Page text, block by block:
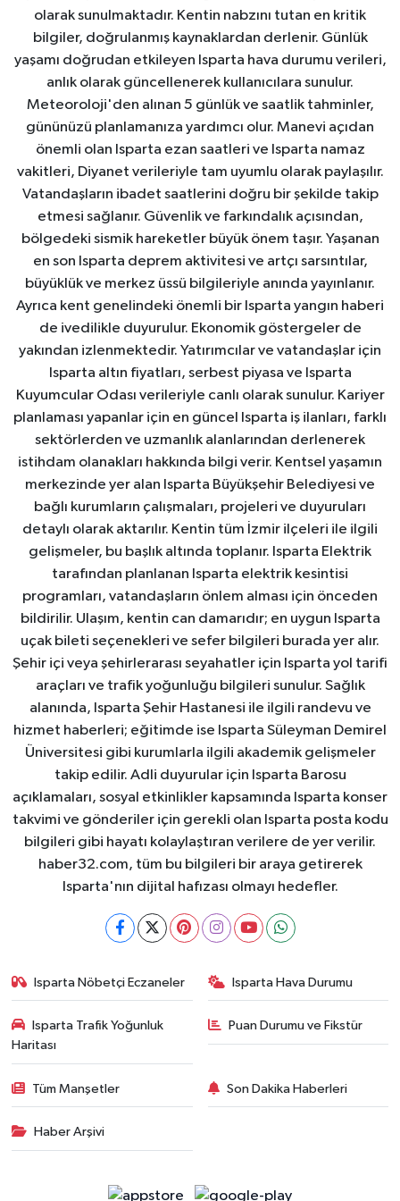
olarak sunulmaktadır. Kentin nabzını tutan en kritik
bilgiler, doğrulanmış kaynaklardan derlenir. Günlük
yaşamı doğrudan etkileyen Isparta hava durumu verileri,
anlık olarak güncellenerek kullanıcılara sunulur.
Meteoroloji'den alınan 5 günlük ve saatlik tahminler,
gününüzü planlamanıza yardımcı olur. Manevi açıdan
önemli olan Isparta ezan saatleri ve Isparta namaz
vakitleri, Diyanet verileriyle tam uyumlu olarak paylaşılır.
Vatandaşların ibadet saatlerini doğru bir şekilde takip
etmesi sağlanır. Güvenlik ve farkındalık açısından,
bölgedeki sismik hareketler büyük önem taşır. Yaşanan
en son Isparta deprem aktivitesi ve artçı sarsıntılar,
büyüklük ve merkez üssü bilgileriyle anında yayınlanır.
Ayrıca kent genelindeki önemli bir Isparta yangın haberi
de ivedilikle duyurulur. Ekonomik göstergeler de
yakından izlenmektedir. Yatırımcılar ve vatandaşlar için
Isparta altın fiyatları, serbest piyasa ve Isparta
Kuyumcular Odası verileriyle canlı olarak sunulur. Kariyer
planlaması yapanlar için en güncel Isparta iş ilanları, farklı
sektörlerden ve uzmanlık alanlarından derlenerek
istihdam olanakları hakkında bilgi verir. Kentsel yaşamın
merkezinde yer alan Isparta Büyükşehir Belediyesi ve
bağlı kurumların çalışmaları, projeleri ve duyuruları
detaylı olarak aktarılır. Kentin tüm İzmir ilçeleri ile ilgili
gelişmeler, bu başlık altında toplanır. Isparta Elektrik
tarafından planlanan Isparta elektrik kesintisi
programları, vatandaşların önlem alması için önceden
bildirilir. Ulaşım, kentin can damarıdır; en uygun Isparta
uçak bileti seçenekleri ve sefer bilgileri burada yer alır.
Şehir içi veya şehirlerarası seyahatler için Isparta yol tarifi
araçları ve trafik yoğunluğu bilgileri sunulur. Sağlık
alanında, Isparta Şehir Hastanesi ile ilgili randevu ve
hizmet haberleri; eğitimde ise Isparta Süleyman Demirel
Üniversitesi gibi kurumlarla ilgili akademik gelişmeler
takip edilir. Adli duyurular için Isparta Barosu
açıklamaları, sosyal etkinlikler kapsamında Isparta konser
takvimi ve gönderiler için gerekli olan Isparta posta kodu
bilgileri gibi hayatı kolaylaştıran verilere de yer verilir.
haber32.com, tüm bu bilgileri bir araya getirerek
Isparta'nın dijital hafızası olmayı hedefler.
Isparta Nöbetçi Eczaneler Isparta Hava Durumu
Isparta Trafik Yoğunluk
Haritası
Puan Durumu ve Fikstür
Tüm Manşetler Son Dakika Haberleri
Haber Arşivi